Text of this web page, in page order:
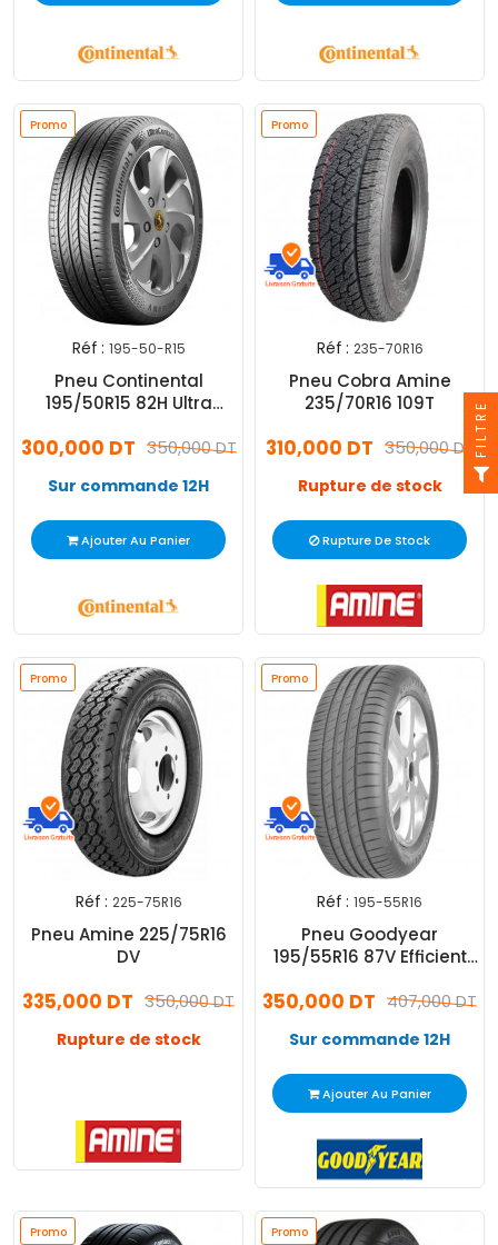
Promo
Réf : 195-50-R15
Pneu Continental
195/50R15 82H Ultra
350,000 DT
300,000 DT
Sur commande 12H
Ajouter Au Panier
Promo
Réf : 235-70R16
Pneu Cobra Amine
235/70R16 109T
350,000 DT
310,000 DT
Rupture de stock
Rupture De Stock
Promo
Réf : 225-75R16
Pneu Amine 225/75R16
DV
350,000 DT
335,000 DT
Rupture de stock
Promo
Réf : 195-55R16
Pneu Goodyear
195/55R16 87V Efficient
407,000 DT
350,000 DT
Sur commande 12H
Ajouter Au Panier
Promo Promo
FILTRE